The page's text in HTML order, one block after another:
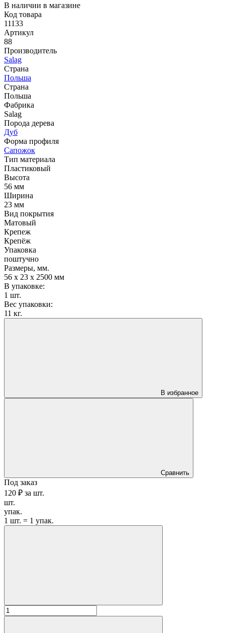
В наличии в магазине
Код товара
11133
Артикул
88
Производитель
Salag
Страна
Польша
Страна
Польша
Фабрика
Salag
Порода дерева
Дуб
Форма профиля
Сапожок
Тип материала
Пластиковый
Высота
56 мм
Ширина
23 мм
Вид покрытия
Матовый
Крепеж
Крепёж
Упаковка
поштучно
Размеры, мм.
56 х 23 х 2500 мм
В упаковке:
1 шт.
Вес упаковки:
11 кг.
В избранное
Сравнить
Под заказ
120 ₽ за шт.
шт.
упак.
1 шт. = 1 упак.